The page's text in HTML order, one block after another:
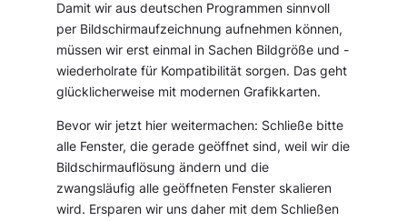
Damit wir aus deutschen Programmen sinnvoll
per Bildschirmaufzeichnung aufnehmen können,
müssen wir erst einmal in Sachen Bildgröße und -
wiederholrate für Kompatibilität sorgen. Das geht
glücklicherweise mit modernen Grafikkarten.
Bevor wir jetzt hier weitermachen: Schließe bitte
alle Fenster, die gerade geöffnet sind, weil wir die
Bildschirmauflösung ändern und die
zwangsläufig alle geöffneten Fenster skalieren
wird. Ersparen wir uns daher mit dem Schließen